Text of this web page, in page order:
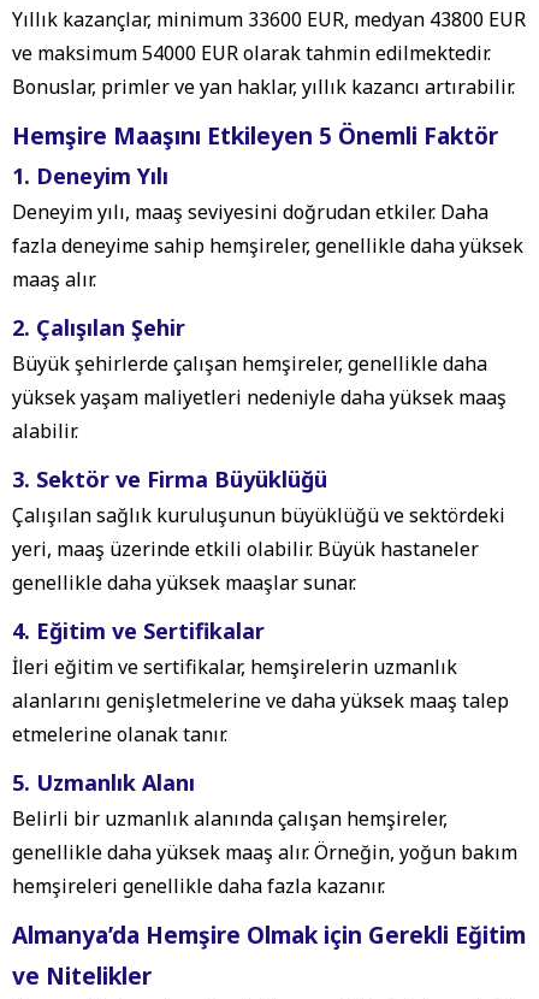
Yıllık kazançlar, minimum 33600 EUR, medyan 43800 EUR
ve maksimum 54000 EUR olarak tahmin edilmektedir.
Bonuslar, primler ve yan haklar, yıllık kazancı artırabilir.
Hemşire Maaşını Etkileyen 5 Önemli Faktör
1. Deneyim Yılı
Deneyim yılı, maaş seviyesini doğrudan etkiler. Daha
fazla deneyime sahip hemşireler, genellikle daha yüksek
maaş alır.
2. Çalışılan Şehir
Büyük şehirlerde çalışan hemşireler, genellikle daha
yüksek yaşam maliyetleri nedeniyle daha yüksek maaş
alabilir.
3. Sektör ve Firma Büyüklüğü
Çalışılan sağlık kuruluşunun büyüklüğü ve sektördeki
yeri, maaş üzerinde etkili olabilir. Büyük hastaneler
genellikle daha yüksek maaşlar sunar.
4. Eğitim ve Sertifikalar
İleri eğitim ve sertifikalar, hemşirelerin uzmanlık
alanlarını genişletmelerine ve daha yüksek maaş talep
etmelerine olanak tanır.
5. Uzmanlık Alanı
Belirli bir uzmanlık alanında çalışan hemşireler,
genellikle daha yüksek maaş alır. Örneğin, yoğun bakım
hemşireleri genellikle daha fazla kazanır.
Almanya’da Hemşire Olmak için Gerekli Eğitim
ve Nitelikler